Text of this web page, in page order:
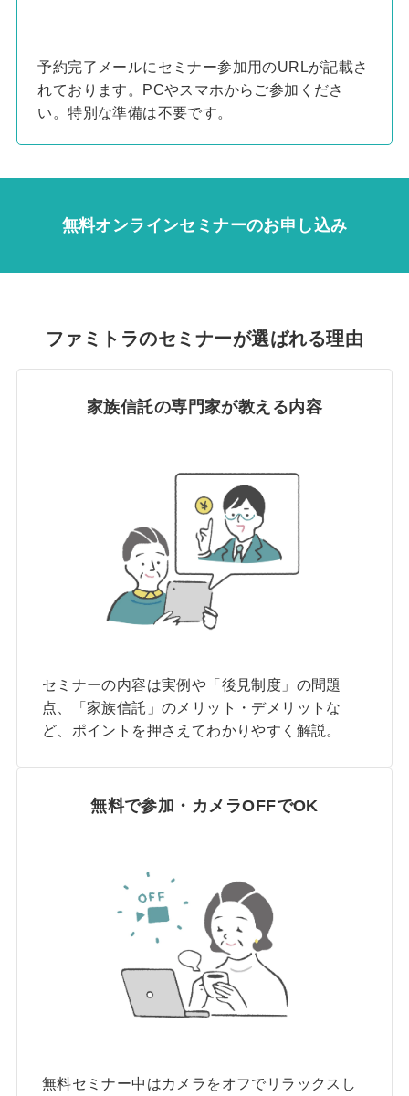
予約完了メールにセミナー参加用のURLが記載さ
れております。PCやスマホからご参加くださ
い。特別な準備は不要です。
無料オンラインセミナーのお申し込み
ファミトラのセミナーが選ばれる理由
家族信託の専門家が教える内容
セミナーの内容は実例や「後見制度」の問題
点、「家族信託」のメリット・デメリットな
ど、ポイントを押さえてわかりやすく解説。
無料で参加・カメラOFFでOK
無料セミナー中はカメラをオフでリラックスし